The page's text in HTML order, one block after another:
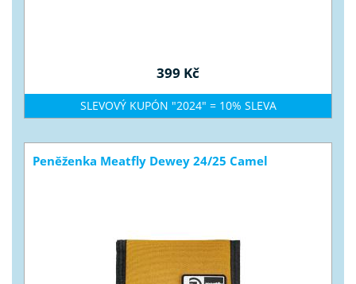
399 Kč
SLEVOVÝ KUPÓN "2024" = 10% SLEVA
Peněženka Meatfly Dewey 24/25 Camel